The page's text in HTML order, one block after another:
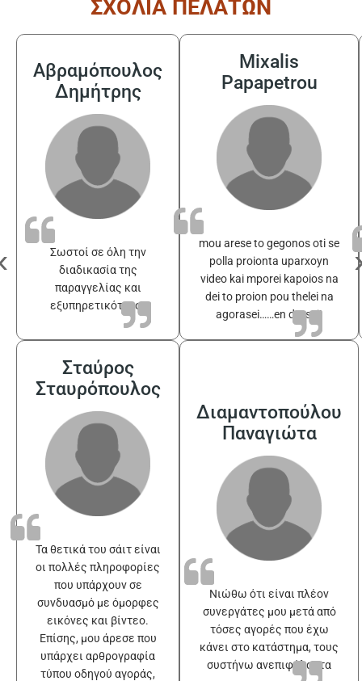
ΣΧΟΛΙΑ ΠΕΛΑΤΩΝ
Αβραμόπουλος
Δημήτρης
Σωστοί σε όλη την
διαδικασία της
παραγγελίας και
εξυπηρετικότατοι
Mixalis
Papapetrou
mou arese to gegonos oti se
polla proionta uparxoyn
video kai mporei kapoios na
dei to proion pou thelei na
agorasei……en drasei!
Σταύρος
Σταυρόπουλος
Τα θετικά του σάιτ είναι
οι πολλές πληροφορίες
που υπάρχουν σε
συνδυασμό με όμορφες
εικόνες και βίντεο.
Επίσης, μου άρεσε που
υπάρχει αρθρογραφία
τύπου οδηγού αγοράς,
Διαμαντοπούλου
Παναγιώτα
Νιώθω ότι είναι πλέον
συνεργάτες μου μετά από
τόσες αγορές που έχω
κάνει στο κατάστημα, τους
συστήνω ανεπιφύλακτα